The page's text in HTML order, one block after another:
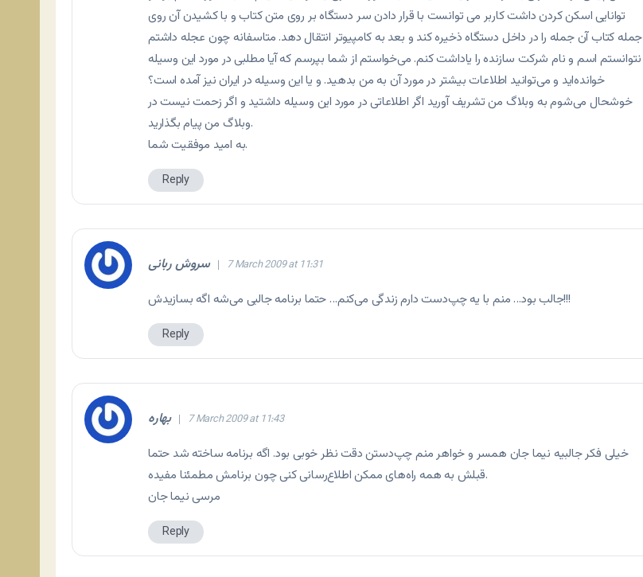
توانایی اسکن کردن داشت کاربر می توانست با قرار دادن سر دستگاه بر روی متن کتاب و با کشیدن آن روی
جمله کتاب آن جمله را در داخل دستگاه ذخیره کند و بعد به کامپیوتر انتقال دهد. متاسفانه چون عجله داشتم
نتوانستم اسم و نام شرکت سازنده را یاداشت کنم. می‌خواستم از شما بپرسم که آیا مطلبی در مورد این وسیله
خوانده‌اید و می‌توانید اطلاعات بیشتر در مورد آن به من بدهید. و یا این وسیله در ایران نیز آمده است؟
خوشحال می‌شوم به وبلاگ من تشریف آورید اگر اطلاعاتی در مورد این وسیله داشتید و اگر زحمت نیست در
وبلاگ من پیام بگذارید.
به امید موفقیت شما.
Reply
سروش ربانی 7 March 2009 at 11:31
جالب بود… منم با یه چپ‌دست دارم زندگی می‌کنم… حتما برنامه جالبی می‌شه اگه بسازیدش!!!
Reply
بهاره 7 March 2009 at 11:43
خیلی فکر جالبیه نیما جان همسر و خواهر منم چپ‌دستن دقت نظر خوبی بود. اگه برنامه ساخته شد حتما
قبلش به همه راه‌های ممکن اطلاع‌رسانی کنی چون برنامش مطمئنا مفیده.
مرسی نیما جان
Reply